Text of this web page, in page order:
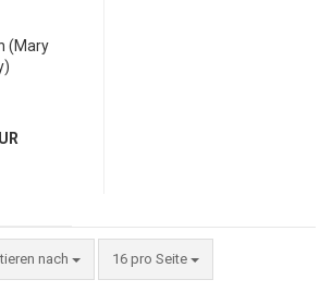
(Mary
nach 16 pro Seite